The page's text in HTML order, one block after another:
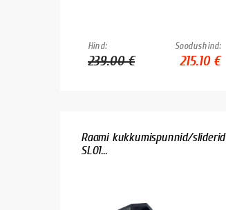
Hind:
239.00 €
Soodushind:
215.10 €
Raami kukkumispunnid/sliderid
SL01...